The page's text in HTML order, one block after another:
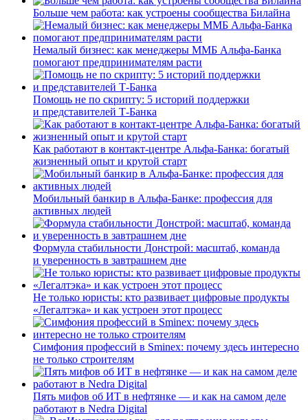
Больше чем работа: как устроены сообщества Билайна
Немалый бизнес: как менеджеры ММБ Альфа-Банка
помогают предпринимателям расти
Помощь не по скрипту: 5 историй поддержки
и представителей Т-Банка
Как работают в контакт-центре Альфа-Банка: богатый
жизненный опыт и крутой старт
Мобильный банкир в Альфа-Банке: профессия для
активных людей
Формула стабильности Донстрой: масштаб, команда
и уверенность в завтрашнем дне
Не только юристы: кто развивает цифровые продукты
«Легалтэка» и как устроен этот процесс
Симфония профессий в Sminex: почему здесь интересно
не только строителям
Пять мифов об ИТ в нефтянке — и как на самом деле
работают в Nedra Digital